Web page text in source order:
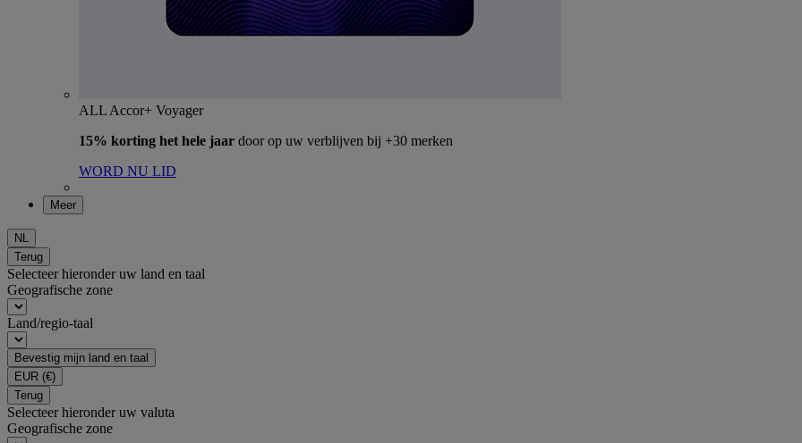
ALL Accor+ Voyager
15% korting het hele jaar door op uw verblijven bij +30 merken
WORD NU LID
Meer
NL
Terug
Selecteer hieronder uw land en taal
Geografische zone
Land/regio-taal
Bevestig mijn land en taal
EUR (€)
Terug
Selecteer hieronder uw valuta
Geografische zone